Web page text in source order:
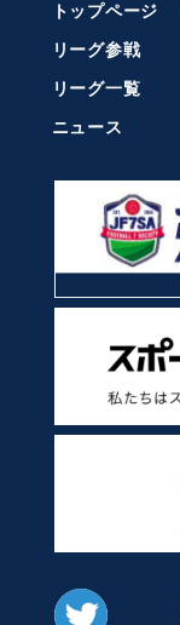
トップページ
リーグ参戦
リーグ一覧
ニュース